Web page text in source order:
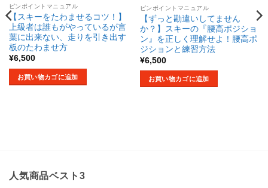
ピンポイントマニュアル
【スキーをたわませるコツ！】
上級者は誰もがやっているが言
葉に出来ない、走りを引き出す
板のたわませ方
¥6,500
お買い物カゴに追加
ピンポイントマニュアル
【ずっと勘違いしてません
か？】スキーの『腰高ポジショ
ン』を正しく理解せよ！腰高ポ
ジションと練習方法
¥6,500
お買い物カゴに追加
人気商品ベスト3